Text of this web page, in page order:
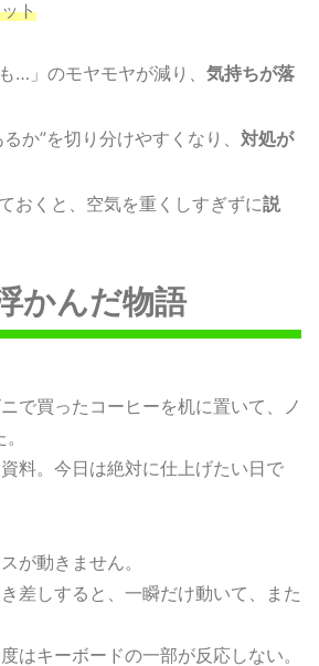
ト
…」のモヤモヤが減り、気持ちが落
か”を切り分けやすくなり、対処が
おくと、空気を重くしすぎずに説
かんだ物語
で買ったコーヒーを机に置いて、ノ
料。今日は絶対に仕上げたい日で
が動きません。
差しすると、一瞬だけ動いて、また
はキーボードの一部が反応しない。